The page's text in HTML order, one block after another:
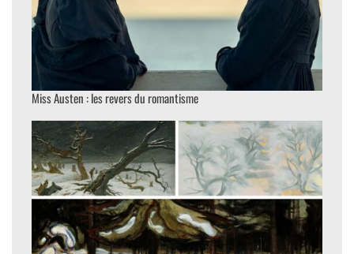
Miss Austen : les revers du romantisme